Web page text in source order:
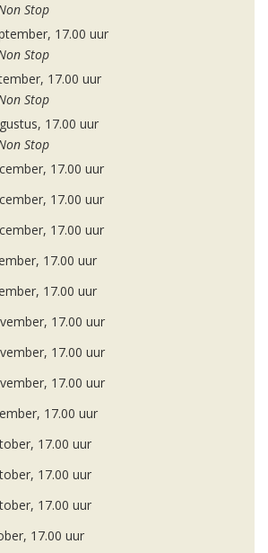
Stop
17.00 uur
Stop
17.00 uur
Stop
17.00 uur
Stop
17.00 uur
17.00 uur
17.00 uur
17.00 uur
17.00 uur
17.00 uur
17.00 uur
17.00 uur
17.00 uur
17.00 uur
17.00 uur
17.00 uur
17.00 uur